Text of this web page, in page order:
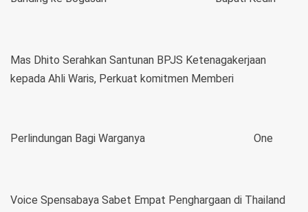
Mas Dhito Serahkan Santunan BPJS Ketenagakerjaan
kepada Ahli Waris, Perkuat komitmen Memberi
Perlindungan Bagi Warganya One
Voice Spensabaya Sabet Empat Penghargaan di Thailand